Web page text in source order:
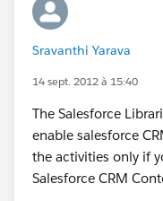
Sravanthi Yarava
14 sept. 2012 à 15:40
The Salesforce
enable salesforce
the activities only if
Salesforce CRM